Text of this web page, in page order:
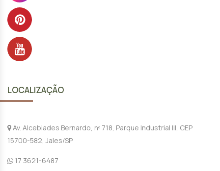
LOCALIZAÇÃO
Av. Alcebiades Bernardo, nº 718, Parque Industrial III, CEP
15700-582, Jales/SP
17 3621-6487